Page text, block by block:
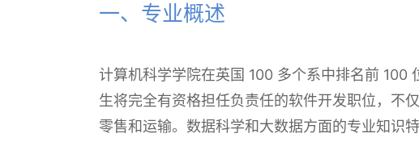
一、专业概述
计算机科学学院在英国 100 多个系中排名前 100
生将完全有资格担任负责任的软件开发职位，不
零售和运输。数据科学和大数据方面的专业知识